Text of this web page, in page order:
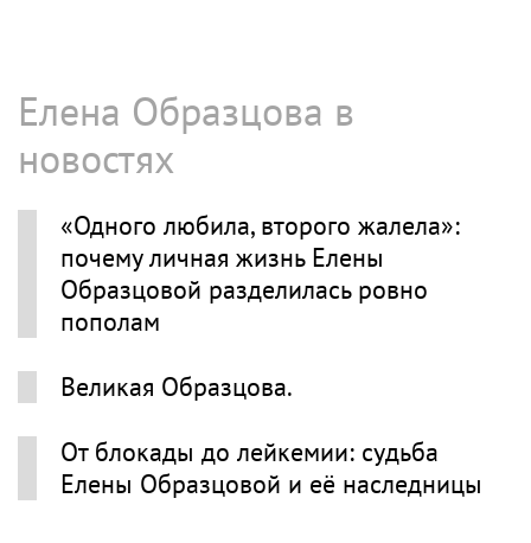
Елена Образцова в
новостях
«Одного любила, второго жалела»:
почему личная жизнь Елены
Образцовой разделилась ровно
пополам
Великая Образцова.
От блокады до лейкемии: судьба
Елены Образцовой и её наследницы